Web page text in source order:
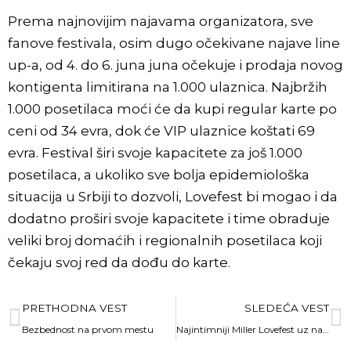
Prema najnovijim najavama organizatora, sve
fanove festivala, osim dugo očekivane najave line
up-a, od 4. do 6. juna juna očekuje i prodaja novog
kontigenta limitirana na 1.000 ulaznica. Najbržih
1.000 posetilaca moći će da kupi regular karte po
ceni od 34 evra, dok će VIP ulaznice koštati 69
evra. Festival širi svoje kapacitete za još 1.000
posetilaca, a ukoliko sve bolja epidemiološka
situacija u Srbiji to dozvoli, Lovefest bi mogao i da
dodatno proširi svoje kapacitete i time obraduje
veliki broj domaćih i regionalnih posetilaca koji
čekaju svoj red da dođu do karte.
PRETHODNA VEST
Bezbednost na prvom mestu
SLEDEĆA VEST
Najintimniji Miller Lovefest uz najzvučnija imena elektronske scene